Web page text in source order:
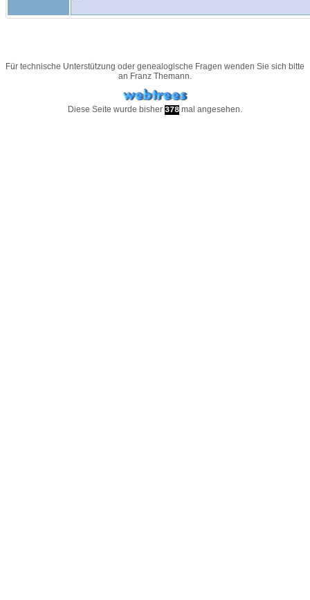
Für technische Unterstützung oder genealogische Fragen wenden Sie sich bitte
an Franz Themann.
Diese Seite wurde bisher 378 mal angesehen.